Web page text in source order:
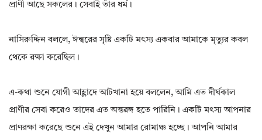
প্রাণী আছে সকলের। সেবাই তাঁর ধর্ম।
নাসিরুদ্দিন বললে, ঈশ্বরের সৃষ্টি একটি মৎস্য একবার আমাকে মৃত্যুর কবল
থেকে রক্ষা করেছিল।
এ-কথা শুনে যোগী আহ্লাদে আটখানা হয়ে বললেন, আমি এত দীর্ঘকাল
প্রাণীর সেবা করেও তাদের এত অন্তরঙ্গ হতে পারিনি। একটি মৎস্য আপনার
প্রাণরক্ষা করেছে শুনে এই দেখুন আমার রোমাঞ্চ হচ্ছে। আপনি আমার